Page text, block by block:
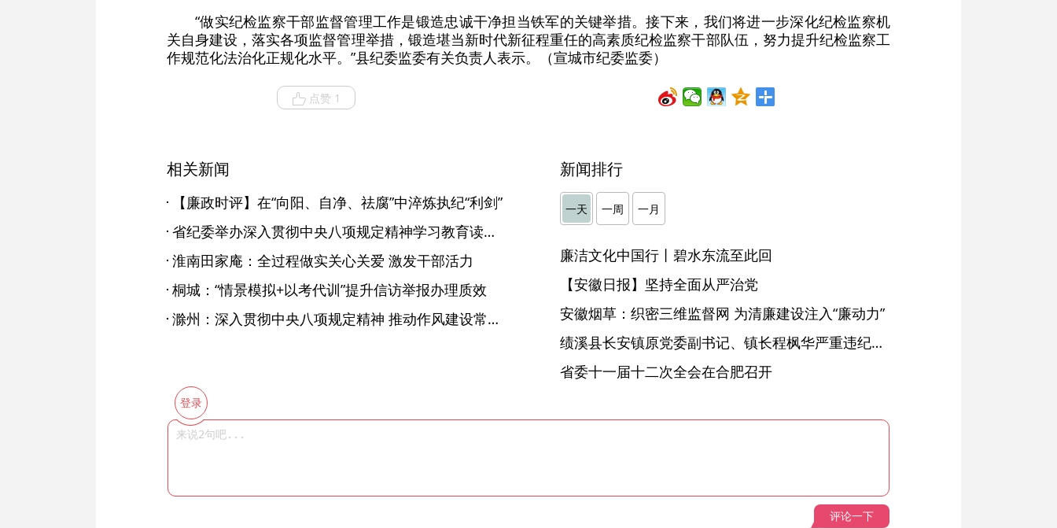
“做实纪检监察干部监督管理工作是锻造忠诚干净担当铁军的关键举措。接下来，我们将进一步深化纪检监察机
关自身建设，落实各项监督管理举措，锻造堪当新时代新征程重任的高素质纪检监察干部队伍，努力提升纪检监察工
作规范化法治化正规化水平。”县纪委监委有关负责人表示。（宣城市纪委监委）
点赞 1
相关新闻
【廉政时评】在“向阳、自净、祛腐”中淬炼执纪“利剑”
省纪委举办深入贯彻中央八项规定精神学习教育读书班 刘海泉主持召开第一次集体学习暨理论学习中心组学习会议并讲话
淮南田家庵：全过程做实关心关爱 激发干部活力
桐城：“情景模拟+以考代训”提升信访举报办理质效
滁州：深入贯彻中央八项规定精神 推动作风建设常态长效
新闻排行
一天 一周 一月
廉洁文化中国行丨碧水东流至此回
【安徽日报】坚持全面从严治党
安徽烟草：织密三维监督网 为清廉建设注入“廉动力”
绩溪县长安镇原党委副书记、镇长程枫华严重违纪违法被开除党籍和公职
省委十一届十二次全会在合肥召开
登录
评论一下